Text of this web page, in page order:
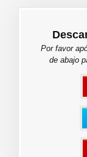
Por favor
de abajo